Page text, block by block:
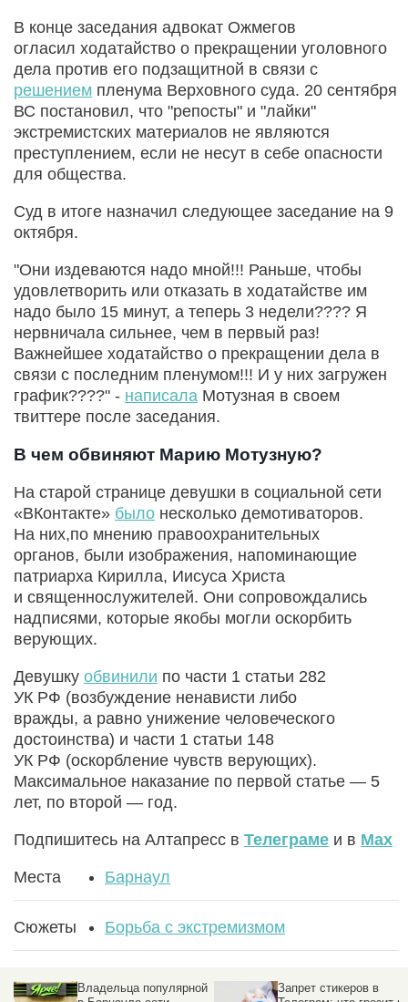
В конце заседания адвокат Ожмегов
огласил ходатайство о прекращении уголовного
дела против его подзащитной в связи с
решением пленума Верховного суда. 20 сентября
ВС постановил, что "репосты" и "лайки"
экстремистских материалов не являются
преступлением, если не несут в себе опасности
для общества.
Суд в итоге назначил следующее заседание на 9
октября.
"Они издеваются надо мной!!! Раньше, чтобы
удовлетворить или отказать в ходатайстве им
надо было 15 минут, а теперь 3 недели???? Я
нервничала сильнее, чем в первый раз!
Важнейшее ходатайство о прекращении дела в
связи с последним пленумом!!! И у них загружен
график????" - написала Мотузная в своем
твиттере после заседания.
В чем обвиняют Марию Мотузную?
На старой странице девушки в социальной сети
«ВКонтакте» было несколько демотиваторов.
На них,по мнению правоохранительных
органов, были изображения, напоминающие
патриарха Кирилла, Иисуса Христа
и священнослужителей. Они сопровождались
надписями, которые якобы могли оскорбить
верующих.
Девушку обвинили по части 1 статьи 282
УК РФ (возбуждение ненависти либо
вражды, а равно унижение человеческого
достоинства) и части 1 статьи 148
УК РФ (оскорбление чувств верующих).
Максимальное наказание по первой статье — 5
лет, по второй — год.
Подпишитесь на Алтапресс в Телеграме и в Max
Места Барнаул
Сюжеты Борьба с экстремизмом
Владельца популярной
Запрет стикеров в